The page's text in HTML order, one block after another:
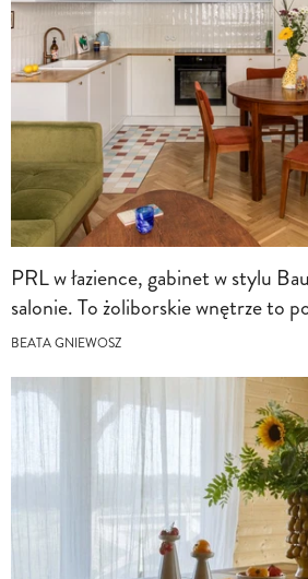
PRL w łazience, gabinet w stylu
salonie. To żoliborskie wnętrze to
BEATA GNIEWOSZ